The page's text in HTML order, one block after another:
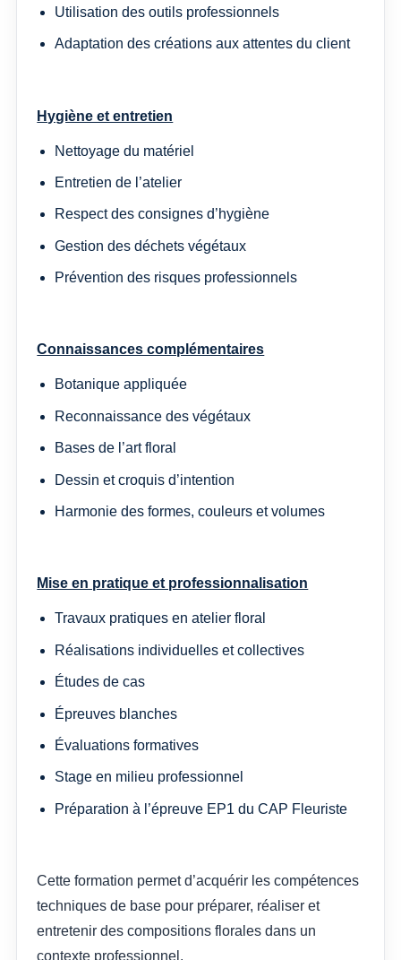
Utilisation des outils professionnels
Adaptation des créations aux attentes du client
Hygiène et entretien
Nettoyage du matériel
Entretien de l’atelier
Respect des consignes d’hygiène
Gestion des déchets végétaux
Prévention des risques professionnels
Connaissances complémentaires
Botanique appliquée
Reconnaissance des végétaux
Bases de l’art floral
Dessin et croquis d’intention
Harmonie des formes, couleurs et volumes
Mise en pratique et professionnalisation
Travaux pratiques en atelier floral
Réalisations individuelles et collectives
Études de cas
Épreuves blanches
Évaluations formatives
Stage en milieu professionnel
Préparation à l’épreuve EP1 du CAP Fleuriste
Cette formation permet d’acquérir les compétences
techniques de base pour préparer, réaliser et
entretenir des compositions florales dans un
contexte professionnel.